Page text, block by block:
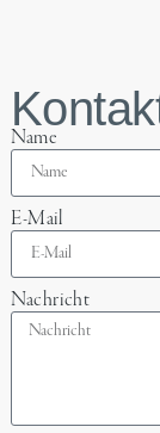
Name
E-Mail
Nachricht